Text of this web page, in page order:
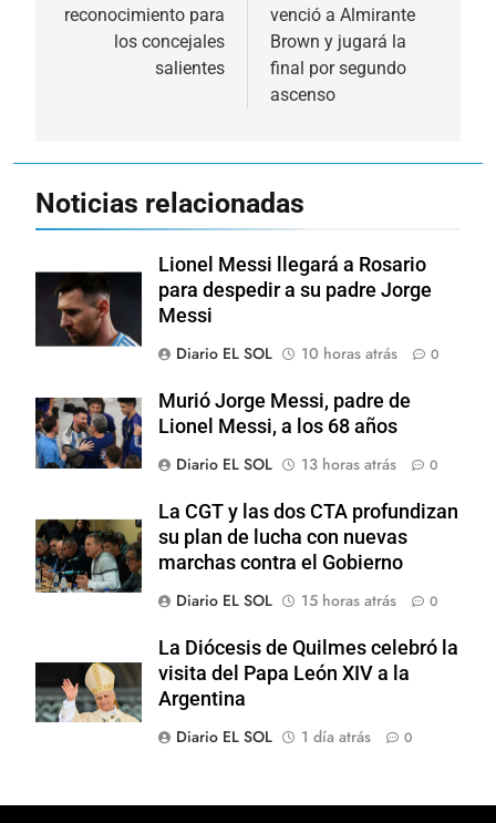
entradas
reconocimiento para
los concejales
salientes
venció a Almirante
Brown y jugará la
final por segundo
ascenso
Noticias relacionadas
Lionel Messi llegará a Rosario
para despedir a su padre Jorge
Messi
Diario EL SOL
10 horas atrás 0
Murió Jorge Messi, padre de
Lionel Messi, a los 68 años
Diario EL SOL
13 horas atrás 0
La CGT y las dos CTA profundizan
su plan de lucha con nuevas
marchas contra el Gobierno
Diario EL SOL
15 horas atrás 0
La Diócesis de Quilmes celebró la
visita del Papa León XIV a la
Argentina
Diario EL SOL
1 día atrás 0